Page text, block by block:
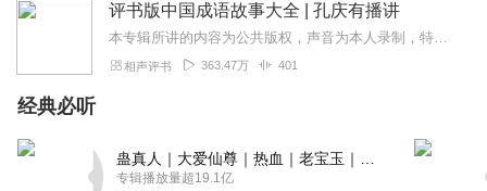
评书版中国成语故事大全 | 孔庆有播讲
本专辑所讲的内容为公共版权，声音为本人录制，特此声明！业余时间录制，尽量保证每天一集！微评书为您讲述成语起源的同时，每集一个定场诗，不重复！脱稿演绎！部分定场诗...
相声评书 363.47万 401
经典必听
专辑播放量超19.1亿